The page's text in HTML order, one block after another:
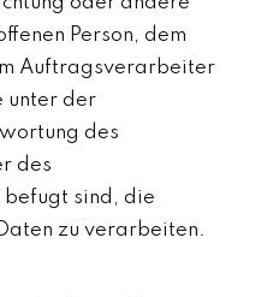
Person, dem
Auftragsverarbeiter
unter der
des
des
sind, die
zu verarbeiten.